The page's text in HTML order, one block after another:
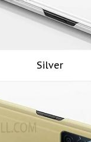
Silver